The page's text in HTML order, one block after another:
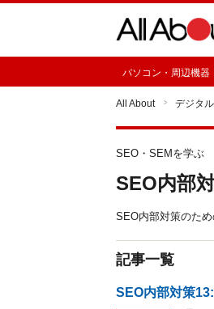
パソコン・周辺機器
All About デジタル
SEO・SEMを学ぶ
SEO内部
SEO内部対策のた
記事一覧
SEO内部対策